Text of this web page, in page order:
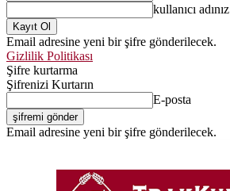
kullanıcı adınız
Email adresine yeni bir şifre gönderilecek.
Gizlilik Politikası
Şifre kurtarma
Şifrenizi Kurtarın
E-posta
Email adresine yeni bir şifre gönderilecek.